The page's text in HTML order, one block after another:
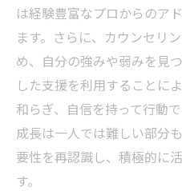
は経験豊富なプロからのア
ます。さらに、カウンセリ
め、自分の強みや弱みを見
した支援を利用することに
和らぎ、自信を持って行動
成長は一人では難しい部分
要性を再認識し、積極的に
す。